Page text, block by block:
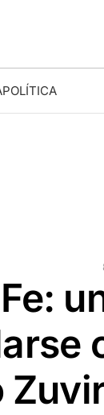
POLÍTICA